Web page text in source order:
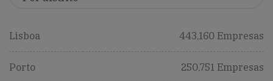
Lisboa 443,160 Empresas
Porto 250,751 Empresas